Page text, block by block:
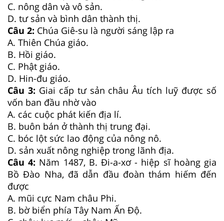
C. nông dân và vô sản.
D. tư sản và bình dân thành thị.
Câu 2: Chúa Giê-su là người sáng lập ra
A. Thiên Chúa giáo.
B. Hồi giáo.
C. Phật giáo.
D. Hin-đu giáo.
Câu 3: Giai cấp tư sản châu Âu tích luỹ được số
vốn ban đầu nhờ vào
A. các cuộc phát kiến địa lí.
B. buôn bán ở thành thị trung đại.
C. bóc lột sức lao động của nông nô.
D. sản xuất nông nghiệp trong lãnh địa.
Câu 4: Năm 1487, B. Đi-a-xơ - hiệp sĩ hoàng gia
Bồ Đào Nha, đã dẫn đầu đoàn thám hiếm đến
được
A. mũi cực Nam châu Phi.
B. bờ biển phía Tây Nam Ấn Độ.